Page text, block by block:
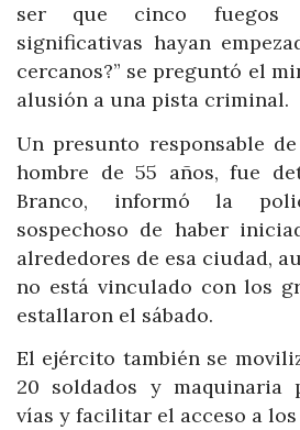
ser que cinco fuegos
significativas hayan
cercanos?” se preguntó el
alusión a una pista criminal.
Un presunto responsable
hombre de 55 años, fue
Branco, informó la
sospechoso de haber
alrededores de esa ciudad,
no está vinculado con los
estallaron el sábado.
El ejército también se
20 soldados y maquinaria
vías y facilitar el acceso a los